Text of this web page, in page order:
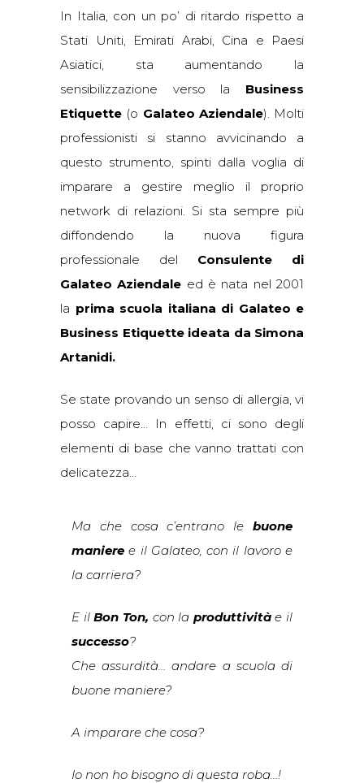
In Italia, con un po’ di ritardo rispetto a
Stati Uniti, Emirati Arabi, Cina e Paesi
Asiatici, sta aumentando la
sensibilizzazione verso la Business
Etiquette (o Galateo Aziendale). Molti
professionisti si stanno avvicinando a
questo strumento, spinti dalla voglia di
imparare a gestire meglio il proprio
network di relazioni. Si sta sempre più
diffondendo la nuova figura
professionale del Consulente di
Galateo Aziendale ed è nata nel 2001
la prima scuola italiana di Galateo e
Business Etiquette ideata da Simona
Artanidi.
Se state provando un senso di allergia, vi
posso capire… In effetti, ci sono degli
elementi di base che vanno trattati con
delicatezza…
Ma che cosa c’entrano le buone
maniere e il Galateo, con il lavoro e
la carriera?
E ilBon Ton, con la produttivitàe il
successo?
Che assurdità… andare a scuola di
buone maniere?
A imparare che cosa?
Io non ho bisogno di questa roba…!